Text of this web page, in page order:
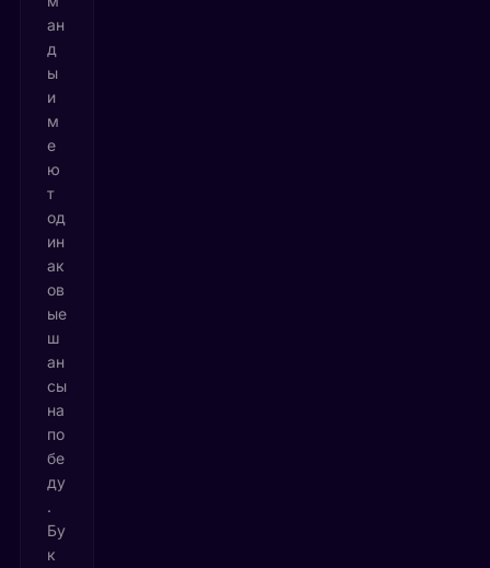
ан
д
ы
и
м
е
ю
т
од
ин
ак
ов
ые
ш
ан
сы
на
по
бе
ду
.
Бу
к